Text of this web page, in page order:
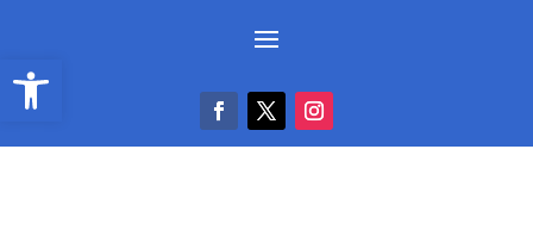
Abrir barra de herramientas